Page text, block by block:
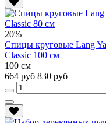
20%
Спицы круговые Lang
Classic 100 см
100 см
664 руб 830 руб